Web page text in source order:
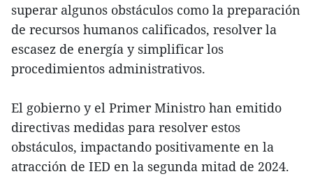
superar algunos obstáculos como la preparación
de recursos humanos calificados, resolver la
escasez de energía y simplificar los
procedimientos administrativos.
El gobierno y el Primer Ministro han emitido
directivas medidas para resolver estos
obstáculos, impactando positivamente en la
atracción de IED en la segunda mitad de 2024.